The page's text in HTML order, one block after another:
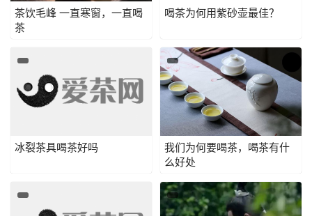
茶饮毛峰 一直寒窗，一直喝
茶
喝茶为何用紫砂壶最佳？
冰裂茶具喝茶好吗
我们为何要喝茶，喝茶有什
么好处